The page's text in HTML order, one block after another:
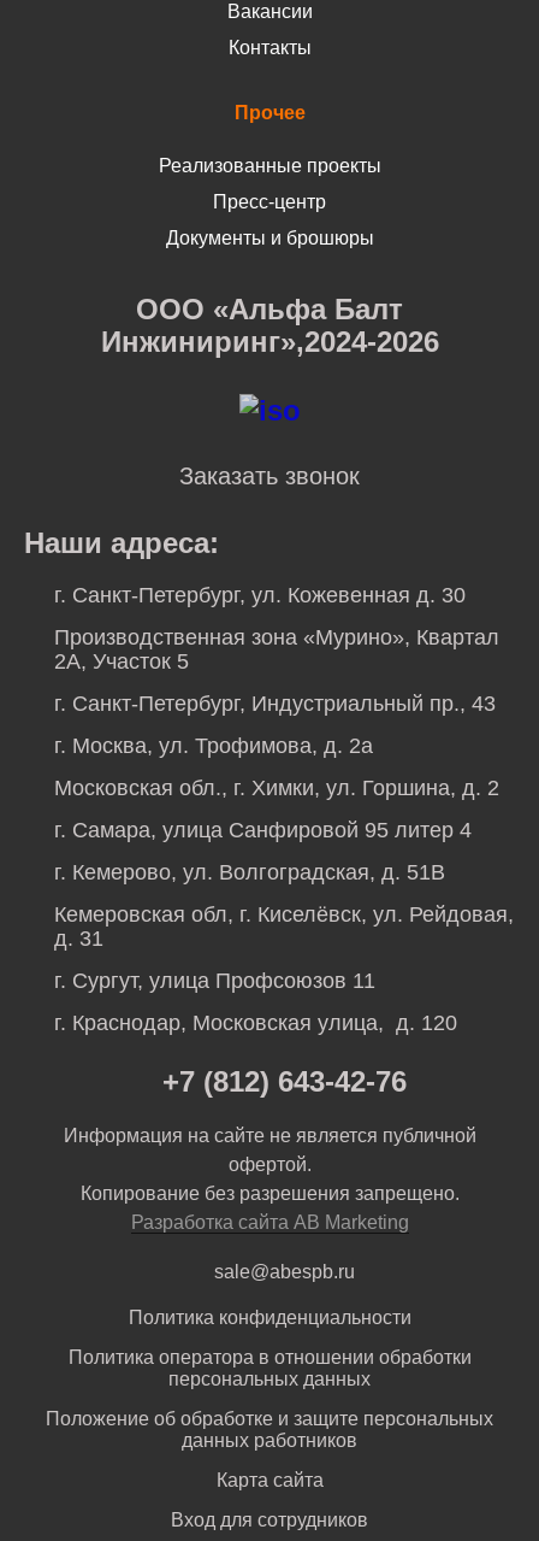
Вакансии
Контакты
Прочее
Реализованные проекты
Пресс-центр
Документы и брошюры
ООО «Альфа Балт
Инжиниринг»,2024-2026
Заказать звонок
Наши адреса:
г. Санкт-Петербург, ул. Кожевенная д. 30
Производственная зона «Мурино», Квартал
2А, Участок 5
г. Санкт-Петербург, Индустриальный пр., 43
г. Москва, ул. Трофимова, д. 2а
Московская обл., г. Химки, ул. Горшина, д. 2
г. Самара, улица Санфировой 95 литер 4
г. Кемерово, ул. Волгоградская, д. 51В
Кемеровская обл, г. Киселёвск, ул. Рейдовая,
д. 31
г. Сургут, улица Профсоюзов 11
г. Краснодар, Московская улица, д. 120
+7 (812) 643-42-76
Информация на сайте не является публичной
офертой.
Копирование без разрешения запрещено.
Разработка сайта AB Marketing
sale@abespb.ru
Политика конфиденциальности
Политика оператора в отношении обработки
персональных данных
Положение об обработке и защите персональных
данных работников
Карта сайта
Вход для сотрудников